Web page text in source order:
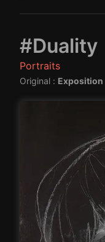
#Duality
Portraits
Original : Exposition